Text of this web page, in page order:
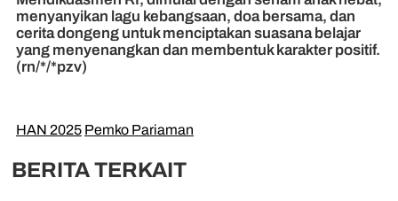
menyanyikan lagu kebangsaan, doa bersama, dan
cerita dongeng untuk menciptakan suasana belajar
yang menyenangkan dan membentuk karakter positif.
(rn/*/*pzv)
HAN 2025 Pemko Pariaman
BERITA TERKAIT